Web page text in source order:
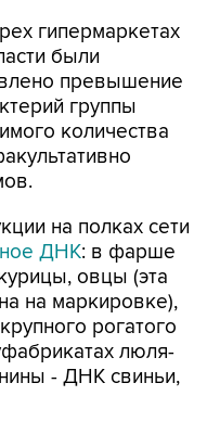
гипермаркетах
были
превышение
группы
количества
на полках сети
ДНК: в фарше
овцы (эта
на маркировке),
рогатого
люля-
- ДНК свиньи,